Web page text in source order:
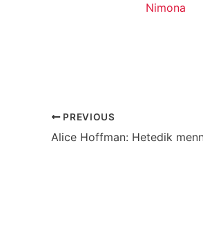
Nimona
PREVIOUS
Alice Hoffman: Hetedik